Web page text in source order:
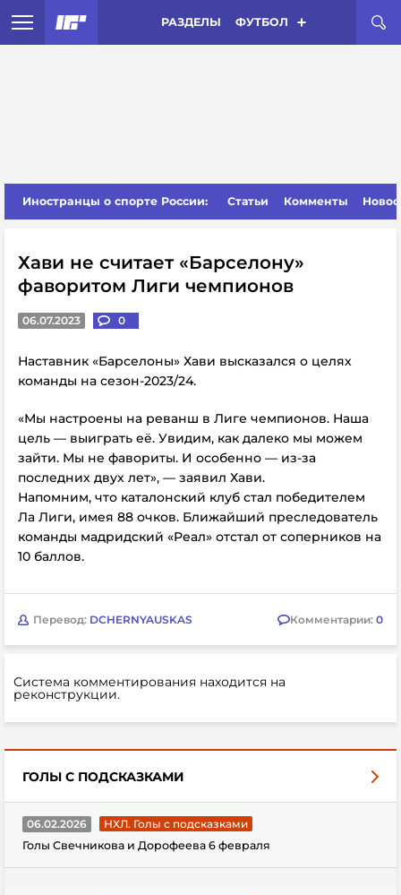
РАЗДЕЛЫ ФУТБОЛ
Иностранцы о спорте России: Статьи Комменты
Хави не считает «Барселону»
фаворитом Лиги чемпионов
06.07.2023 0
Наставник «Барселоны» Хави высказался о целях
команды на сезон-2023/24.
«Мы настроены на реванш в Лиге чемпионов. Наша
цель — выиграть её. Увидим, как далеко мы можем
зайти. Мы не фавориты. И особенно — из-за
последних двух лет», — заявил Хави.
Напомним, что каталонский клуб стал победителем
Ла Лиги, имея 88 очков. Ближайший преследователь
команды мадридский «Реал» отстал от соперников на
10 баллов.
Перевод: DCHERNYAUSKAS Комментарии: 0
Система комментирования находится на
реконструкции.
ГОЛЫ С ПОДСКАЗКАМИ
06.02.2026
НХЛ. Голы с подсказками
Голы Свечникова и Дорофеева 6 февраля